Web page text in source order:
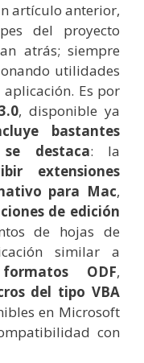
artículo anterior,
del proyecto
atrás; siempre
utilidades
Es por
, disponible ya
bastantes
destaca: la
extensiones
para Mac,
de edición
de hojas de
similar a
ODF,
del tipo VBA
en Microsoft
con